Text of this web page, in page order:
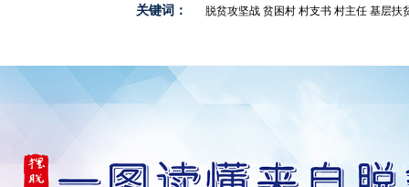
关键词： 脱贫攻坚战 贫困村 村支书 村主任 基层扶